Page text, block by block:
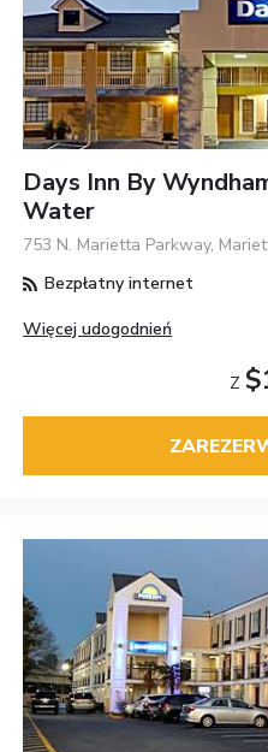
Days Inn By
Water
753 N. Marietta Parkway,
Bezpłatny internet
Więcej udogodnień
Z